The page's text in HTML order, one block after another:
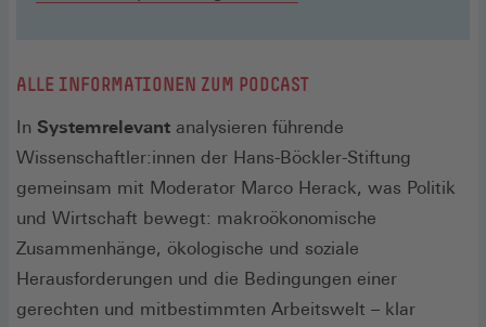
ALLE INFORMATIONEN ZUM PODCAST
In Systemrelevant analysieren führende
Wissenschaftler:innen der Hans-Böckler-Stiftung
gemeinsam mit Moderator Marco Herack, was Politik
und Wirtschaft bewegt: makroökonomische
Zusammenhänge, ökologische und soziale
Herausforderungen und die Bedingungen einer
gerechten und mitbestimmten Arbeitswelt – klar